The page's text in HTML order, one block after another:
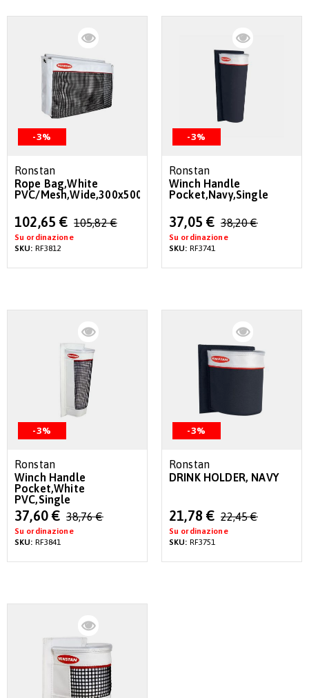
-3%
Ronstan
Rope Bag,White
PVC/Mesh,Wide,300x500x220mm
Special
Price
102,65 € 105,82 €
Su ordinazione
SKU: RF3812
-3%
Ronstan
Winch Handle
Pocket,Navy,Single
Special
Price
37,05 € 38,20 €
Su ordinazione
SKU: RF3741
-3%
Ronstan
Winch Handle
Pocket,White
PVC,Single
Special
Price
37,60 € 38,76 €
Su ordinazione
SKU: RF3841
-3%
Ronstan
DRINK HOLDER, NAVY
Special
Price
21,78 € 22,45 €
Su ordinazione
SKU: RF3751